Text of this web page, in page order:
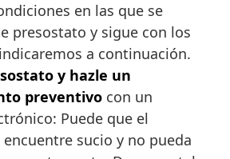
en las que se
presostato y sigue con los
a continuación.
y hazle un
preventivo con un
Puede que el
sucio y no pueda